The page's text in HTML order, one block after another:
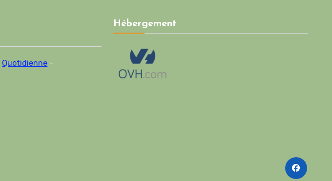
Quotidienne –
Hébergement